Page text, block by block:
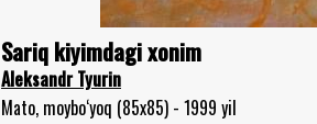
Sariq kiyimdagi xonim
Aleksandr Tyurin
Mato, moybo‘yoq (85x85) - 1999 yil